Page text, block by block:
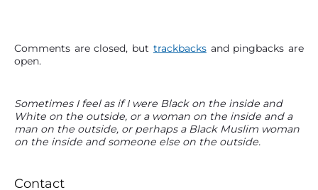
Comments are closed, but trackbacksand pingbacks are
open.
P
r
i
m
r
Sometimes I feel as if I were Black on the inside and
White on the outside, or a woman on the inside and a
man on the outside, or perhaps a Black Muslim woman
on the inside and someone else on the outside.
Contact